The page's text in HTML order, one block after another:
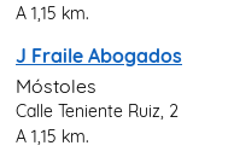
A 1,15 km.
J Fraile Abogados
Móstoles
Calle Teniente Ruiz, 2
A 1,15 km.